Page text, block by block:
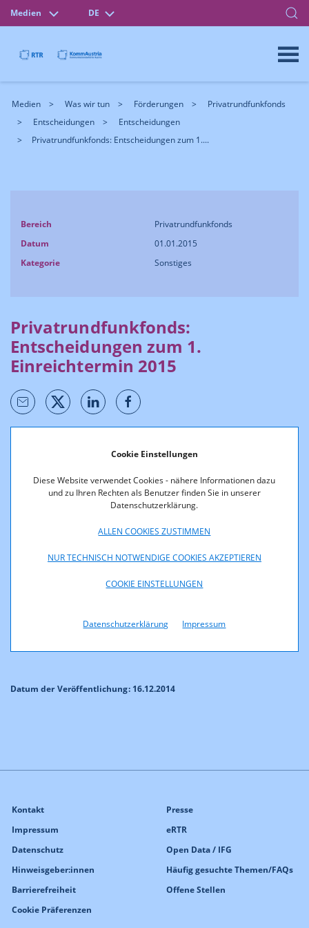
Cookie Einstellungen
Diese Website verwendet Cookies - nähere Informationen dazu
und zu Ihren Rechten als Benutzer finden Sie in unserer
Datenschutzerklärung.
ALLEN COOKIES ZUSTIMMEN
NUR TECHNISCH NOTWENDIGE COOKIES AKZEPTIEREN
COOKIE EINSTELLUNGEN
Datenschutzerklärung Impressum
Medien DE
Medien Was wir tun Förderungen
Privatrundfunkfonds
Entscheidungen
Entscheidungen
Privatrundfunkfonds: Entscheidungen zum 1....
Bereich
Privatrundfunkfonds
Datum
01.01.2015
Kategorie
Sonstiges
Privatrundfunkfonds:
Entscheidungen zum 1.
Einreichtermin 2015
Förderentscheidungen werden unter Berücksichtigung des
und nach Stellungnahme
Fachbeirates durch den Geschäftsführer des
Fachbereichs Medien der RTR-GmbH getroffen.
elektronisch weiter verarbeitbaren Formaten (csv, xml, json)
Datum der Veröffentlichung: 16.12.2014
Kontakt
Impressum
Datenschutz
Hinweisgeber:innen
Barrierefreiheit
Cookie Präferenzen
Presse
eRTR
Open Data / IFG
Häufig gesuchte Themen/FAQs
Offene Stellen